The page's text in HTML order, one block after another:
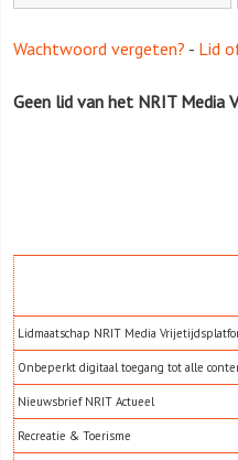
Wachtwoord vergeten? - Lid
Geen lid van het NRIT Media
Lidmaatschap NRIT Media
Onbeperkt digitaal toegang tot alle
Nieuwsbrief NRIT Actueel
Recreatie & Toerisme